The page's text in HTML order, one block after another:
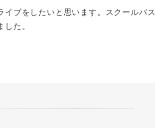
ブをしたいと思います。スクールバス
た。